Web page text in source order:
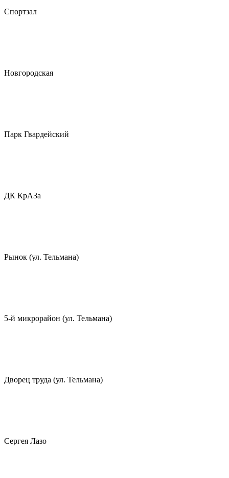
Спортзал
Новгородская
Парк Гвардейский
ДК КрАЗа
Рынок (ул. Тельмана)
5-й микрорайон (ул. Тельмана)
Дворец труда (ул. Тельмана)
Сергея Лазо